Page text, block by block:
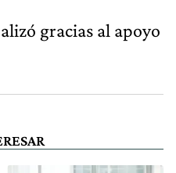
gracias al apoyo